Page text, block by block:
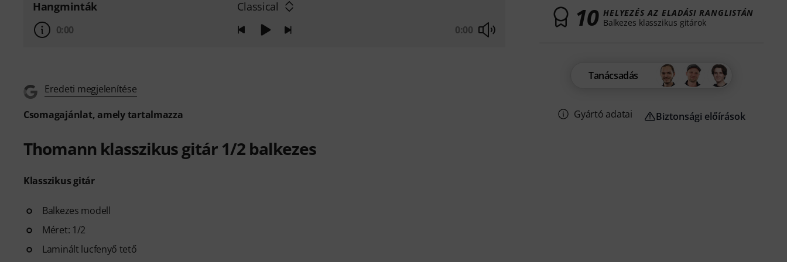
Hangminták Classical
0:00 0:00
Eredeti megjelenítése
Csomagajánlat, amely tartalmazza
Thomann klasszikus gitár 1/2 balkezes
Klasszikus gitár
Balkezes modell
Méret: 1/2
Laminált lucfenyő tető
10 HELYEZÉS AZ ELADÁSI RANGLISTÁN
Balkezes klasszikus gitárok
Tanácsadás
Gyártó adatai Biztonsági előírások